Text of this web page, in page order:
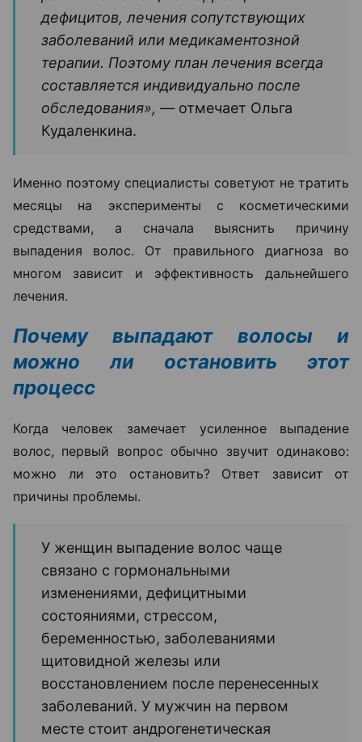
дефицитов, лечения сопутствующих
заболеваний или медикаментозной
терапии. Поэтому план лечения всегда
составляется индивидуально после
обследования», — отмечает Ольга
Кудаленкина.
Именно поэтому специалисты советуют не тратить
месяцы на эксперименты с косметическими
средствами, а сначала выяснить причину
выпадения волос. От правильного диагноза во
многом зависит и эффективность дальнейшего
лечения.
Почему выпадают волосы и
можно ли остановить этот
процесс
Когда человек замечает усиленное выпадение
волос, первый вопрос обычно звучит одинаково:
можно ли это остановить? Ответ зависит от
причины проблемы.
У женщин выпадение волос чаще
связано с гормональными
изменениями, дефицитными
состояниями, стрессом,
беременностью, заболеваниями
щитовидной железы или
восстановлением после перенесенных
заболеваний. У мужчин на первом
месте стоит андрогенетическая